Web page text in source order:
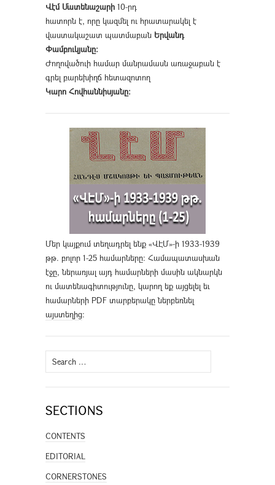
Վէմ Մատենաշարի 10-րդ
հատորն է, որը կազմել ու հրատարակել է
վաստակաշատ պատմաբան Երվանդ
Փամբուկյանը։
Ժողովածուի համար մանրամասն առաջաբան է
գրել բարեխիղճ հետազոտող
Կարո Հովհաննիսյանը։
Մեր կայքում տեղադրել ենք «ՎԷՄ»-ի 1933-1939
թթ. բոլոր 1-25 համարները։ Համապատասխան
էջը, ներառյալ այդ համարների մասին ակնարկն
ու մատենագիտությունը, կարող եք այցելել եւ
համարների PDF տարբերակը ներբեռնել
այստեղից։
Search
for:
SECTIONS
CONTENTS
EDITORIAL
CORNERSTONES